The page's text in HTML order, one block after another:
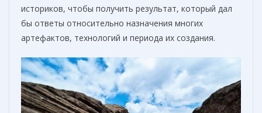
историков, чтобы получить результат, который дал
бы ответы относительно назначения многих
артефактов, технологий и периода их создания.